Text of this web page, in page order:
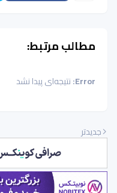
مطالب مرتبط:
Error: نتیجه‌ای پیدا نشد
جدیدتر